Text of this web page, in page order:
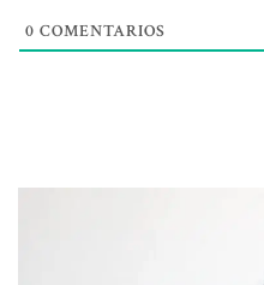
0 COMENTARIOS